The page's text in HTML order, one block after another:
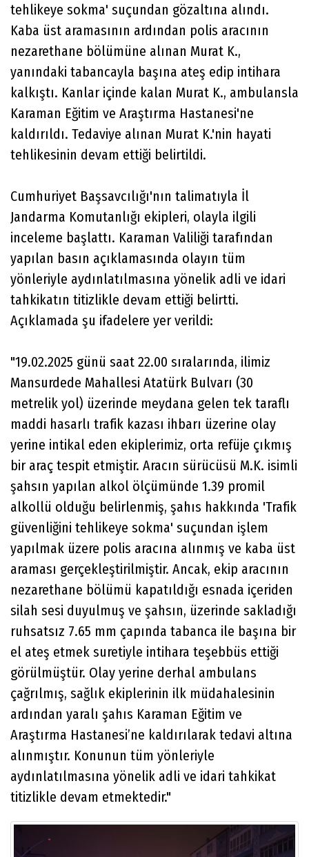
tehlikeye sokma' suçundan gözaltına alındı.
Kaba üst aramasının ardından polis aracının
nezarethane bölümüne alınan Murat K.,
yanındaki tabancayla başına ateş edip intihara
kalkıştı. Kanlar içinde kalan Murat K., ambulansla
Karaman Eğitim ve Araştırma Hastanesi'ne
kaldırıldı. Tedaviye alınan Murat K.'nin hayati
tehlikesinin devam ettiği belirtildi.
Cumhuriyet Başsavcılığı'nın talimatıyla İl
Jandarma Komutanlığı ekipleri, olayla ilgili
inceleme başlattı. Karaman Valiliği tarafından
yapılan basın açıklamasında olayın tüm
yönleriyle aydınlatılmasına yönelik adli ve idari
tahkikatın titizlikle devam ettiği belirtti.
Açıklamada şu ifadelere yer verildi:
"19.02.2025 günü saat 22.00 sıralarında, ilimiz
Mansurdede Mahallesi Atatürk Bulvarı (30
metrelik yol) üzerinde meydana gelen tek taraflı
maddi hasarlı trafik kazası ihbarı üzerine olay
yerine intikal eden ekiplerimiz, orta refüje çıkmış
bir araç tespit etmiştir. Aracın sürücüsü M.K. isimli
şahsın yapılan alkol ölçümünde 1.39 promil
alkollü olduğu belirlenmiş, şahıs hakkında 'Trafik
güvenliğini tehlikeye sokma' suçundan işlem
yapılmak üzere polis aracına alınmış ve kaba üst
araması gerçekleştirilmiştir. Ancak, ekip aracının
nezarethane bölümü kapatıldığı esnada içeriden
silah sesi duyulmuş ve şahsın, üzerinde sakladığı
ruhsatsız 7.65 mm çapında tabanca ile başına bir
el ateş etmek suretiyle intihara teşebbüs ettiği
görülmüştür. Olay yerine derhal ambulans
çağrılmış, sağlık ekiplerinin ilk müdahalesinin
ardından yaralı şahıs Karaman Eğitim ve
Araştırma Hastanesi’ne kaldırılarak tedavi altına
alınmıştır. Konunun tüm yönleriyle
aydınlatılmasına yönelik adli ve idari tahkikat
titizlikle devam etmektedir."